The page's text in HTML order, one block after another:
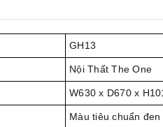
GH13
Nội Thất The One
W630 x D670 x
Màu tiêu chuẩn